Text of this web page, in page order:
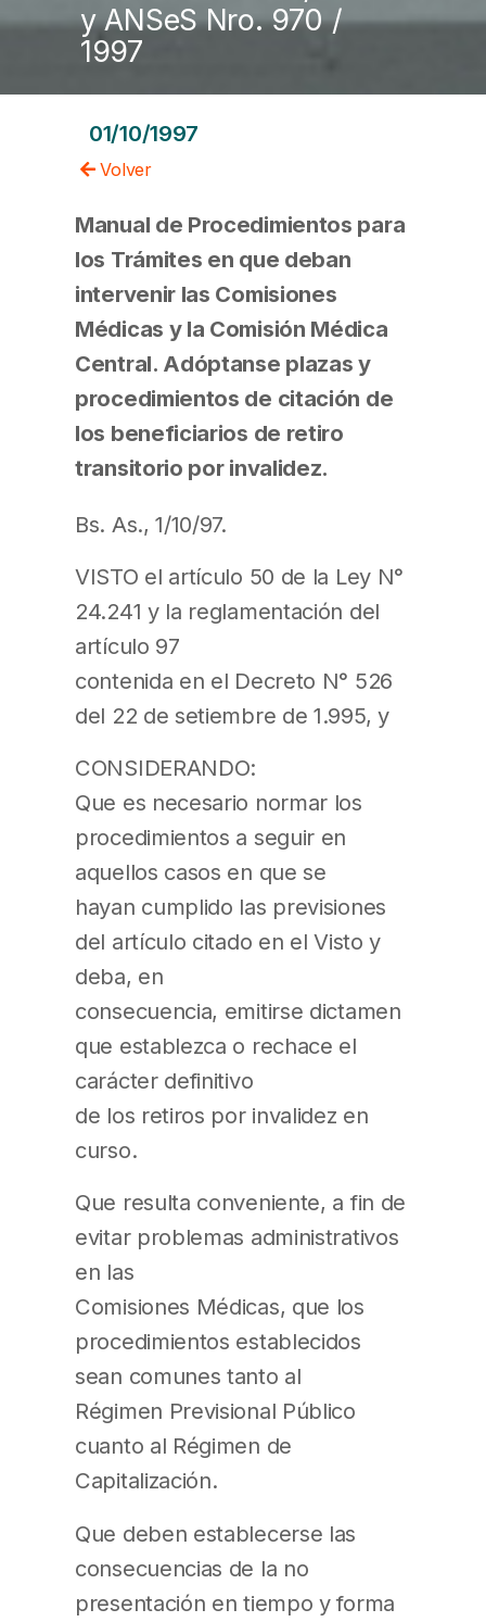
y ANSeS Nro. 970 /
1997
01/10/1997
Volver
Manual de Procedimientos para
los Trámites en que deban
intervenir las Comisiones
Médicas y la Comisión Médica
Central. Adóptanse plazas y
procedimientos de citación de
los beneficiarios de retiro
transitorio por invalidez.
Bs. As., 1/10/97.
VISTO el artículo 50 de la Ley N°
24.241 y la reglamentación del
artículo 97
contenida en el Decreto N° 526
del 22 de setiembre de 1.995, y
CONSIDERANDO:
Que es necesario normar los
procedimientos a seguir en
aquellos casos en que se
hayan cumplido las previsiones
del artículo citado en el Visto y
deba, en
consecuencia, emitirse dictamen
que establezca o rechace el
carácter definitivo
de los retiros por invalidez en
curso.
Que resulta conveniente, a fin de
evitar problemas administrativos
en las
Comisiones Médicas, que los
procedimientos establecidos
sean comunes tanto al
Régimen Previsional Público
cuanto al Régimen de
Capitalización.
Que deben establecerse las
consecuencias de la no
presentación en tiempo y forma